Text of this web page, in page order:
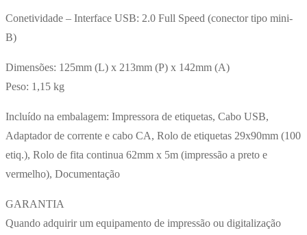
Conetividade – Interface USB: 2.0 Full Speed (conector tipo mini-
B)
Dimensões: 125mm (L) x 213mm (P) x 142mm (A)
Peso: 1,15 kg
Incluído na embalagem: Impressora de etiquetas, Cabo USB,
Adaptador de corrente e cabo CA, Rolo de etiquetas 29x90mm (100
etiq.), Rolo de fita continua 62mm x 5m (impressão a preto e
vermelho), Documentação
GARANTIA
Quando adquirir um equipamento de impressão ou digitalização